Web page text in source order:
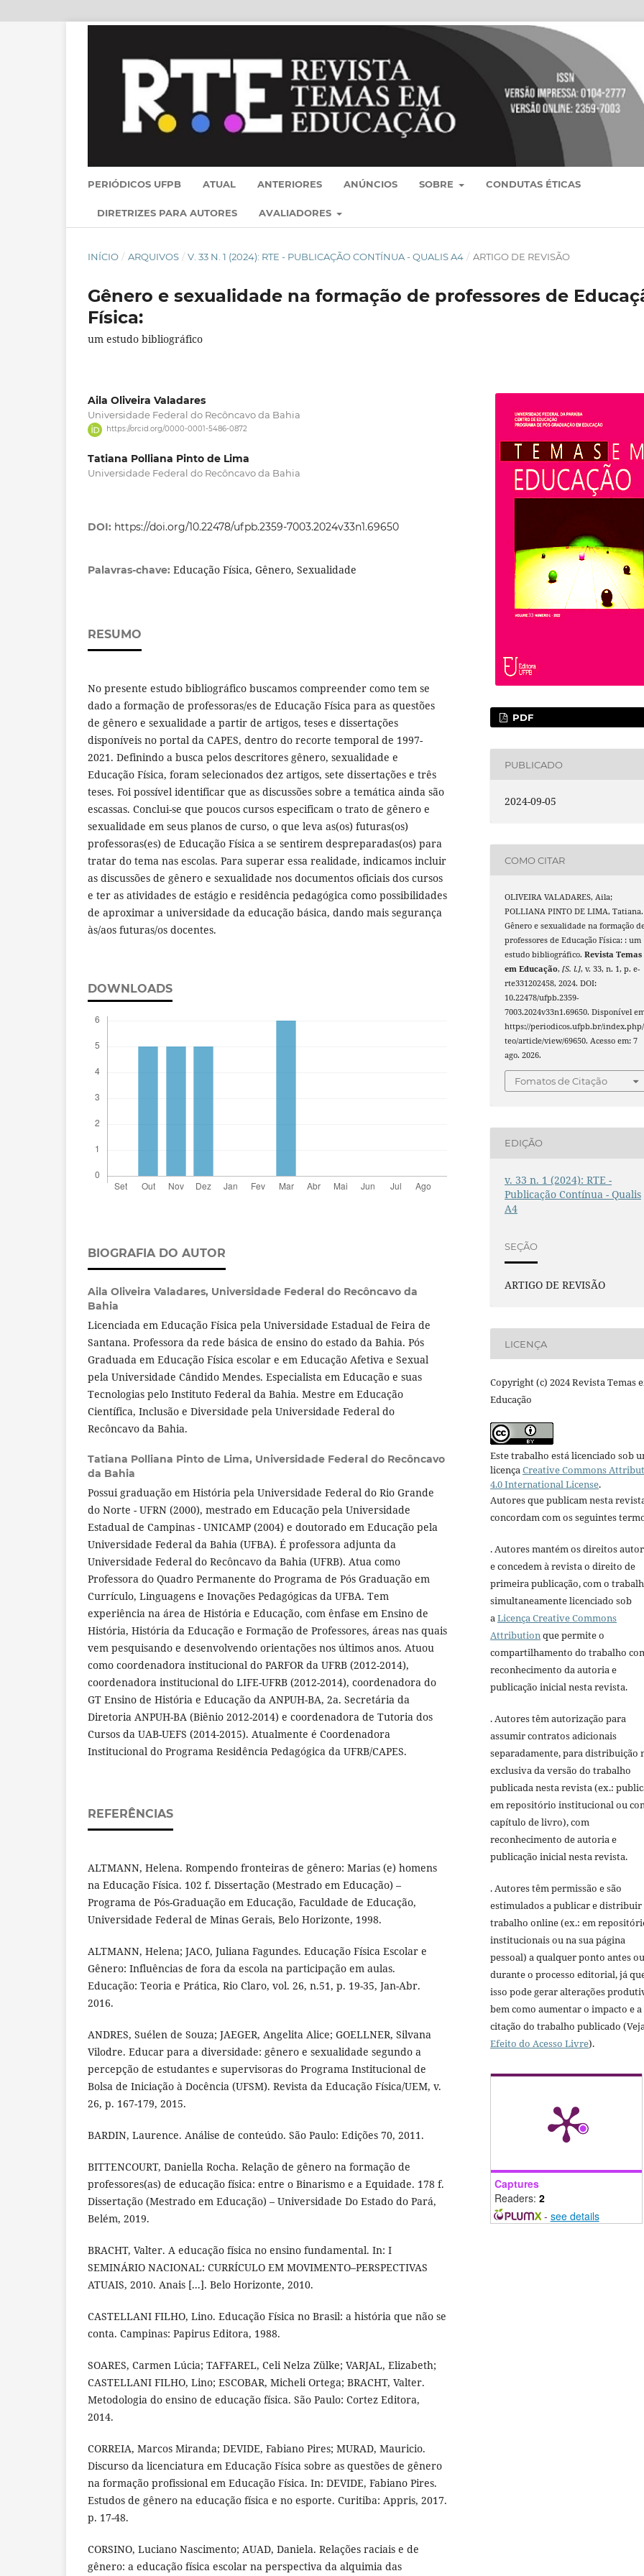
PERIÓDICOS UFPB ATUAL ANTERIORES ANÚNCIOS SOBRE CONDUTAS ÉTICAS
DIRETRIZES PARA AUTORES AVALIADORES
INÍCIO / ARQUIVOS / V. 33 N. 1 (2024): RTE - PUBLICAÇÃO CONTÍNUA - QUALIS A4 / ARTIGO DE REVISÃO
Gênero e sexualidade na formação de professores de
Física:
um estudo bibliográfico
Aila Oliveira Valadares
Universidade Federal do Recôncavo da Bahia
https://orcid.org/0000-0001-5486-0872
Tatiana Polliana Pinto de Lima
Universidade Federal do Recôncavo da Bahia
DOI: https://doi.org/10.22478/ufpb.2359-7003.2024v33n1.69650
Palavras-chave: Educação Física, Gênero, Sexualidade
RESUMO
No presente estudo bibliográfico buscamos compreender como tem se
dado a formação de professoras/es de Educação Física para as questões
de gênero e sexualidade a partir de artigos, teses e dissertações
disponíveis no portal da CAPES, dentro do recorte temporal de 1997-
2021. Definindo a busca pelos descritores gênero, sexualidade e
Educação Física, foram selecionados dez artigos, sete dissertações e três
teses. Foi possível identificar que as discussões sobre a temática ainda são
escassas. Conclui-se que poucos cursos especificam o trato de gênero e
sexualidade em seus planos de curso, o que leva as(os) futuras(os)
professoras(es) de Educação Física a se sentirem despreparadas(os) para
tratar do tema nas escolas. Para superar essa realidade, indicamos incluir
as discussões de gênero e sexualidade nos documentos oficiais dos cursos
e ter as atividades de estágio e residência pedagógica como possibilidades
de aproximar a universidade da educação básica, dando mais segurança
às/aos futuras/os docentes.
DOWNLOADS
BIOGRAFIA DO AUTOR
Aila Oliveira Valadares, Universidade Federal do Recôncavo da
Bahia
Licenciada em Educação Física pela Universidade Estadual de Feira de
Santana. Professora da rede básica de ensino do estado da Bahia. Pós
Graduada em Educação Física escolar e em Educação Afetiva e Sexual
pela Universidade Cândido Mendes. Especialista em Educação e suas
Tecnologias pelo Instituto Federal da Bahia. Mestre em Educação
Científica, Inclusão e Diversidade pela Universidade Federal do
Recôncavo da Bahia.
Tatiana Polliana Pinto de Lima, Universidade Federal do Recôncavo
da Bahia
Possui graduação em História pela Universidade Federal do Rio Grande
do Norte - UFRN (2000), mestrado em Educação pela Universidade
Estadual de Campinas - UNICAMP (2004) e doutorado em Educação pela
Universidade Federal da Bahia (UFBA). É professora adjunta da
Universidade Federal do Recôncavo da Bahia (UFRB). Atua como
Professora do Quadro Permanente do Programa de Pós Graduação em
Currículo, Linguagens e Inovações Pedagógicas da UFBA. Tem
experiência na área de História e Educação, com ênfase em Ensino de
História, História da Educação e Formação de Professores, áreas nas quais
vem pesquisando e desenvolvendo orientações nos últimos anos. Atuou
como coordenadora institucional do PARFOR da UFRB (2012-2014),
coordenadora institucional do LIFE-UFRB (2012-2014), coordenadora do
GT Ensino de História e Educação da ANPUH-BA, 2a. Secretária da
Diretoria ANPUH-BA (Biênio 2012-2014) e coordenadora de Tutoria dos
Cursos da UAB-UEFS (2014-2015). Atualmente é Coordenadora
Institucional do Programa Residência Pedagógica da UFRB/CAPES.
REFERÊNCIAS
ALTMANN, Helena. Rompendo fronteiras de gênero: Marias (e) homens
na Educação Física. 102 f. Dissertação (Mestrado em Educação) –
Programa de Pós-Graduação em Educação, Faculdade de Educação,
Universidade Federal de Minas Gerais, Belo Horizonte, 1998.
ALTMANN, Helena; JACO, Juliana Fagundes. Educação Física Escolar e
Gênero: Influências de fora da escola na participação em aulas.
Educação: Teoria e Prática, Rio Claro, vol. 26, n.51, p. 19-35, Jan-Abr.
2016.
ANDRES, Suélen de Souza; JAEGER, Angelita Alice; GOELLNER, Silvana
Vilodre. Educar para a diversidade: gênero e sexualidade segundo a
percepção de estudantes e supervisoras do Programa Institucional de
Bolsa de Iniciação à Docência (UFSM). Revista da Educação Física/UEM, v.
26, p. 167-179, 2015.
BARDIN, Laurence. Análise de conteúdo. São Paulo: Edições 70, 2011.
BITTENCOURT, Daniella Rocha. Relação de gênero na formação de
professores(as) de educação física: entre o Binarismo e a Equidade. 178 f.
Dissertação (Mestrado em Educação) – Universidade Do Estado do Pará,
Belém, 2019.
BRACHT, Valter. A educação física no ensino fundamental. In: I
SEMINÁRIO NACIONAL: CURRÍCULO EM MOVIMENTO–PERSPECTIVAS
ATUAIS, 2010. Anais [...]. Belo Horizonte, 2010.
CASTELLANI FILHO, Lino. Educação Física no Brasil: a história que não se
conta. Campinas: Papirus Editora, 1988.
SOARES, Carmen Lúcia; TAFFAREL, Celi Nelza Zülke; VARJAL, Elizabeth;
CASTELLANI FILHO, Lino; ESCOBAR, Micheli Ortega; BRACHT, Valter.
Metodologia do ensino de educação física. São Paulo: Cortez Editora,
2014.
CORREIA, Marcos Miranda; DEVIDE, Fabiano Pires; MURAD, Mauricio.
Discurso da licenciatura em Educação Física sobre as questões de gênero
na formação profissional em Educação Física. In: DEVIDE, Fabiano Pires.
Estudos de gênero na educação física e no esporte. Curitiba: Appris, 2017.
p. 17-48.
CORSINO, Luciano Nascimento; AUAD, Daniela. Relações raciais e de
gênero: a educação física escolar na perspectiva da alquimia das
PDF
PUBLICADO
2024-09-05
COMO CITAR
OLIVEIRA VALADARES, Aila;
POLLIANA PINTO DE LIMA, Tatiana.
Gênero e sexualidade na formação
professores de Educação Física: : um
estudo bibliográfico.Revista Temas
em Educação,[S. l.], v. 33, n. 1, p. e-
rte331202458, 2024. DOI:
10.22478/ufpb.2359-
7003.2024v33n1.69650. Disponível
https://periodicos.ufpb.br/
teo/article/view/69650. Acesso em: 7
ago. 2026.
Fomatos de Citação
EDIÇÃO
v. 33 n. 1 (2024): RTE -
Publicação Contínua - Qualis
A4
SEÇÃO
ARTIGO DE REVISÃO
LICENÇA
Copyright (c) 2024 Revista Temas
Educação
Este trabalho está licenciado sob
licençaCreative Commons
4.0 International License.
Autores que publicam nesta
concordam com os seguintes
. Autores mantém os direitos
e concedem à revista o direito de
primeira publicação, com o
simultaneamente licenciado sob
aLicença Creative Commons
Attributionque permite o
compartilhamento do trabalho
reconhecimento da autoria e
publicação inicial nesta revista.
. Autores têm autorização para
assumir contratos adicionais
separadamente, para distribuição
exclusiva da versão do trabalho
publicada nesta revista (ex.:
em repositório institucional ou
capítulo de livro), com
reconhecimento de autoria e
publicação inicial nesta revista.
. Autores têm permissão e são
estimulados a publicar e distribuir
trabalho online (ex.: em
institucionais ou na sua página
pessoal) a qualquer ponto antes ou
durante o processo editorial, já
isso pode gerar alterações
bem como aumentar o impacto e a
citação do trabalho publicado
Efeito do Acesso Livre).
Captures
Readers: 2
- see details